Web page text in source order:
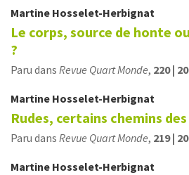
Martine Hosselet-Herbignat
Le corps, source de honte
?
Paru dans Revue Quart Monde, 220 |
Martine Hosselet-Herbignat
Rudes, certains chemins
Paru dans Revue Quart Monde, 219 |
Martine Hosselet-Herbignat